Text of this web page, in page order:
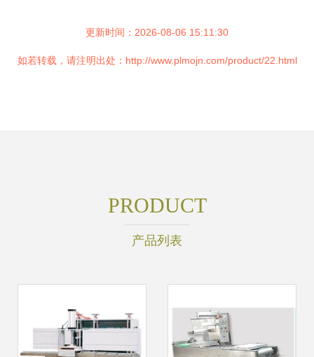
更新时间：2026-08-06 15:11:30
如若转载，请注明出处：http://www.plmojn.com/product/22.html
PRODUCT
产品列表